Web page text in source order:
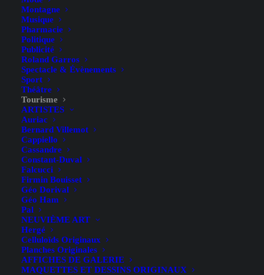
Montagne
Musique
Pharmacie
Politique
Publicité
Roland Garros
Spectacle & Évènements
Sport
Théâtre
Tourisme
ARTISTES
Auriac
Bernard Villemot
Cappiello
Cassandre
Constant-Duval
Falcucci
Firmin Bouisset
Géo Dorival
Géo Ham
Pal
NEUVIÈME ART
Hergé
Celluloïds Originaux
Planches Originales
AFFICHES DE GALERIE
MAQUETTES ET DESSINS ORIGINAUX
Ile d’Aix – Commarmond –
[1920]